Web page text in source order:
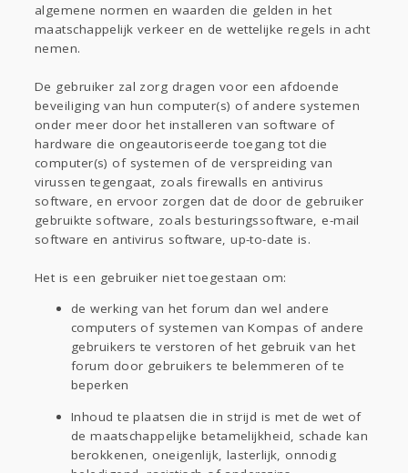
algemene normen en waarden die gelden in het
maatschappelijk verkeer en de wettelijke regels in acht
nemen.
De gebruiker zal zorg dragen voor een afdoende
beveiliging van hun computer(s) of andere systemen
onder meer door het installeren van software of
hardware die ongeautoriseerde toegang tot die
computer(s) of systemen of de verspreiding van
virussen tegengaat, zoals firewalls en antivirus
software, en ervoor zorgen dat de door de gebruiker
gebruikte software, zoals besturingssoftware, e-mail
software en antivirus software, up-to-date is.
Het is een gebruiker niet toegestaan om:
de werking van het forum dan wel andere
computers of systemen van Kompas of andere
gebruikers te verstoren of het gebruik van het
forum door gebruikers te belemmeren of te
beperken
Inhoud te plaatsen die in strijd is met de wet of
de maatschappelijke betamelijkheid, schade kan
berokkenen, oneigenlijk, lasterlijk, onnodig